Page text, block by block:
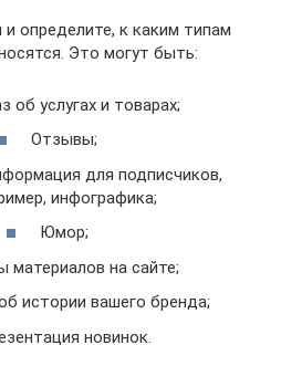
и определите, к каким типам
Это могут быть:
об услугах и товарах;
Отзывы;
для подписчиков,
инфографика;
Юмор;
материалов на сайте;
истории вашего бренда;
новинок.